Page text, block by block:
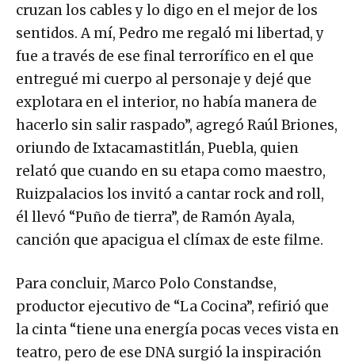
cruzan los cables y lo digo en el mejor de los
sentidos. A mí, Pedro me regaló mi libertad, y
fue a través de ese final terrorífico en el que
entregué mi cuerpo al personaje y dejé que
explotara en el interior, no había manera de
hacerlo sin salir raspado”, agregó Raúl Briones,
oriundo de Ixtacamastitlán, Puebla, quien
relató que cuando en su etapa como maestro,
Ruizpalacios los invitó a cantar rock and roll,
él llevó “Puño de tierra”, de Ramón Ayala,
canción que apacigua el clímax de este filme.
Para concluir, Marco Polo Constandse,
productor ejecutivo de “La Cocina”, refirió que
la cinta “tiene una energía pocas veces vista en
teatro, pero de ese DNA surgió la inspiración